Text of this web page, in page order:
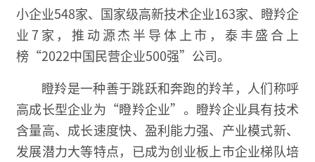
小企业548家、国家级高新技术企业163家、瞪羚企
业7家，推动源杰半导体上市，泰丰盛合上
榜“2022中国民营企业500强”公司。
瞪羚是一种善于跳跃和奔跑的羚羊，人们称呼
高成长型企业为“瞪羚企业”。瞪羚企业具有技术
含量高、成长速度快、盈利能力强、产业模式新、
发展潜力大等特点，已成为创业板上市企业梯队培